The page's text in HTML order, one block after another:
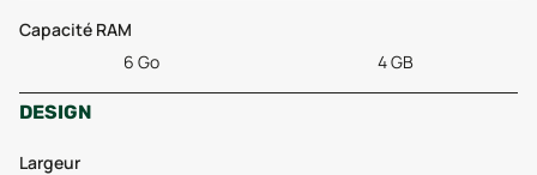
Capacité RAM
6 Go
4 GB
DESIGN
Largeur